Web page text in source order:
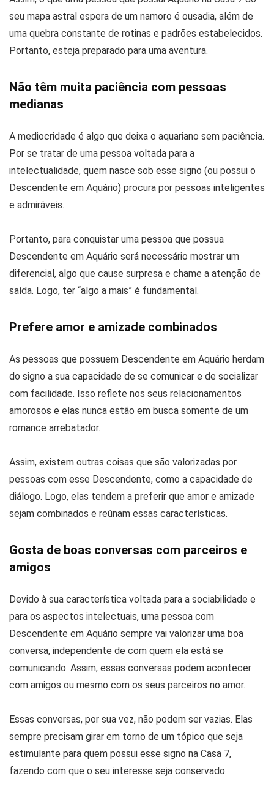
seu mapa astral espera de um namoro é ousadia, além de
uma quebra constante de rotinas e padrões estabelecidos.
Portanto, esteja preparado para uma aventura.
Não têm muita paciência com pessoas
medianas
A mediocridade é algo que deixa o aquariano sem paciência.
Por se tratar de uma pessoa voltada para a
intelectualidade, quem nasce sob esse signo (ou possui o
Descendente em Aquário) procura por pessoas inteligentes
e admiráveis.
Portanto, para conquistar uma pessoa que possua
Descendente em Aquário será necessário mostrar um
diferencial, algo que cause surpresa e chame a atenção de
saída. Logo, ter “algo a mais” é fundamental.
Prefere amor e amizade combinados
As pessoas que possuem Descendente em Aquário herdam
do signo a sua capacidade de se comunicar e de socializar
com facilidade. Isso reflete nos seus relacionamentos
amorosos e elas nunca estão em busca somente de um
romance arrebatador.
Assim, existem outras coisas que são valorizadas por
pessoas com esse Descendente, como a capacidade de
diálogo. Logo, elas tendem a preferir que amor e amizade
sejam combinados e reúnam essas características.
Gosta de boas conversas com parceiros e
amigos
Devido à sua característica voltada para a sociabilidade e
para os aspectos intelectuais, uma pessoa com
Descendente em Aquário sempre vai valorizar uma boa
conversa, independente de com quem ela está se
comunicando. Assim, essas conversas podem acontecer
com amigos ou mesmo com os seus parceiros no amor.
Essas conversas, por sua vez, não podem ser vazias. Elas
sempre precisam girar em torno de um tópico que seja
estimulante para quem possui esse signo na Casa 7,
fazendo com que o seu interesse seja conservado.